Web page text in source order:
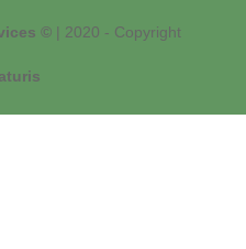
© | 2020 - Copyright